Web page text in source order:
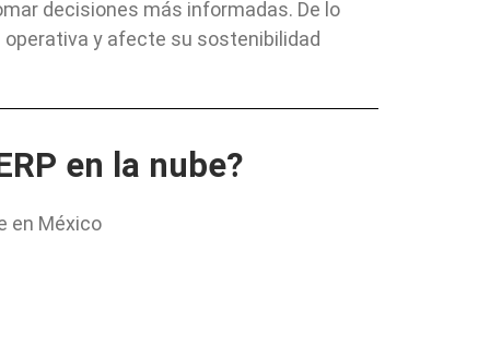
decisiones más informadas. De lo
y afecte su sostenibilidad
en la nube?